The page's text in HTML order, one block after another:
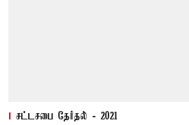
சட்டசபை தேர்தல் - 2021